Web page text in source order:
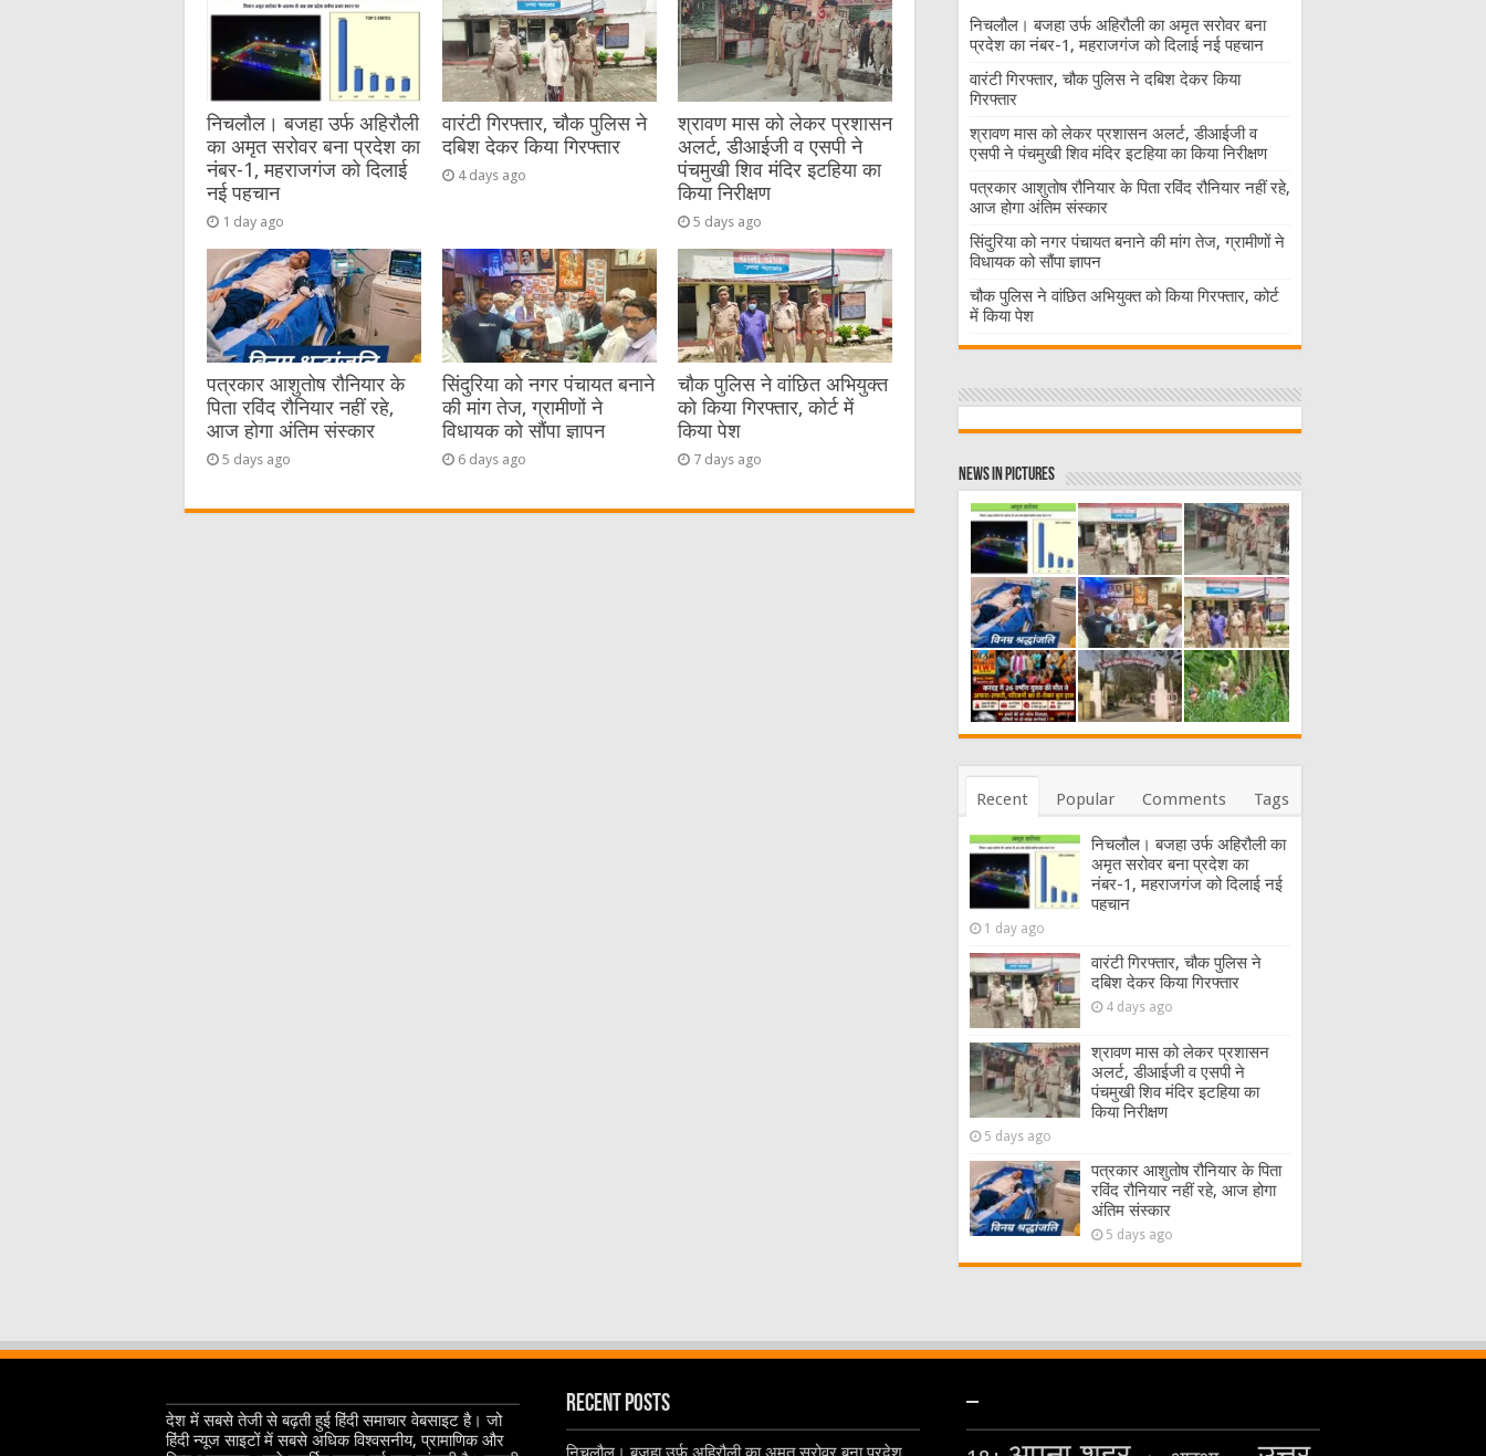
o
k
er p
निचलौल। बजहा उर्फ अहिरौली
का अमृत सरोवर बना प्रदेश का
नंबर-1, महराजगंज को दिलाई
नई पहचान
1 day ago
वारंटी गिरफ्तार, चौक पुलिस ने
दबिश देकर किया गिरफ्तार
4 days ago
श्रावण मास को लेकर प्रशासन
अलर्ट, डीआईजी व एसपी ने
पंचमुखी शिव मंदिर इटहिया का
किया निरीक्षण
5 days ago
पत्रकार आशुतोष रौनियार के
पिता रविंद रौनियार नहीं रहे,
आज होगा अंतिम संस्कार
5 days ago
सिंदुरिया को नगर पंचायत बनाने
की मांग तेज, ग्रामीणों ने
विधायक को सौंपा ज्ञापन
6 days ago
चौक पुलिस ने वांछित अभियुक्त
को किया गिरफ्तार, कोर्ट में
किया पेश
7 days ago
निचलौल। बजहा उर्फ अहिरौली का अमृत सरोवर बना
प्रदेश का नंबर-1, महराजगंज को दिलाई नई पहचान
वारंटी गिरफ्तार, चौक पुलिस ने दबिश देकर किया
गिरफ्तार
श्रावण मास को लेकर प्रशासन अलर्ट, डीआईजी व
एसपी ने पंचमुखी शिव मंदिर इटहिया का किया निरीक्षण
पत्रकार आशुतोष रौनियार के पिता रविंद रौनियार नहीं रहे,
आज होगा अंतिम संस्कार
सिंदुरिया को नगर पंचायत बनाने की मांग तेज, ग्रामीणों ने
विधायक को सौंपा ज्ञापन
चौक पुलिस ने वांछित अभियुक्त को किया गिरफ्तार, कोर्ट
में किया पेश
News in Pictures
Recent Popular Comments Tags
निचलौल। बजहा उर्फ अहिरौली का
अमृत सरोवर बना प्रदेश का
नंबर-1, महराजगंज को दिलाई नई
पहचान
1 day ago
वारंटी गिरफ्तार, चौक पुलिस ने
दबिश देकर किया गिरफ्तार
4 days ago
श्रावण मास को लेकर प्रशासन
अलर्ट, डीआईजी व एसपी ने
पंचमुखी शिव मंदिर इटहिया का
किया निरीक्षण
5 days ago
पत्रकार आशुतोष रौनियार के पिता
रविंद रौनियार नहीं रहे, आज होगा
अंतिम संस्कार
5 days ago
देश में सबसे तेजी से बढ़ती हुई हिंदी समाचार वेबसाइट है। जो
हिंदी न्यूज साइटों में सबसे अधिक विश्वसनीय, प्रामाणिक और
Recent Posts –